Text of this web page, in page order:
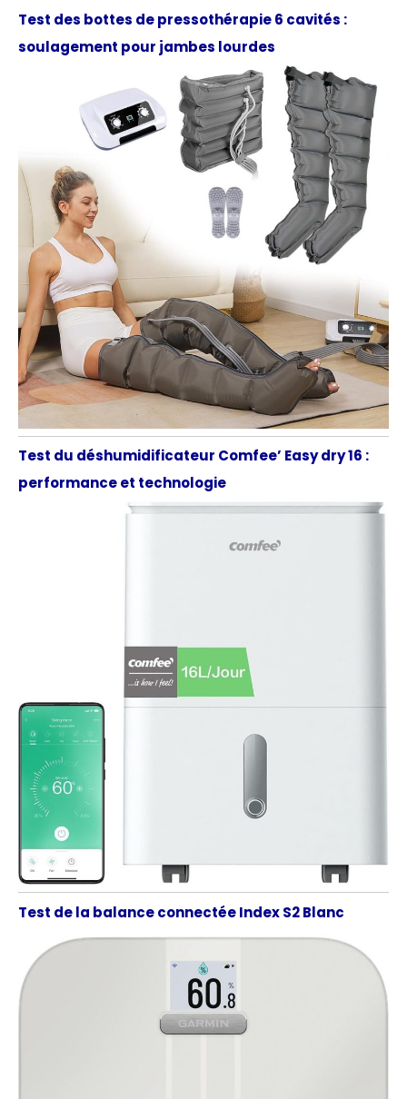
Test des bottes de pressothérapie 6 cavités :
soulagement pour jambes lourdes
Test du déshumidificateur Comfee’ Easy dry 16 :
performance et technologie
Test de la balance connectée Index S2 Blanc